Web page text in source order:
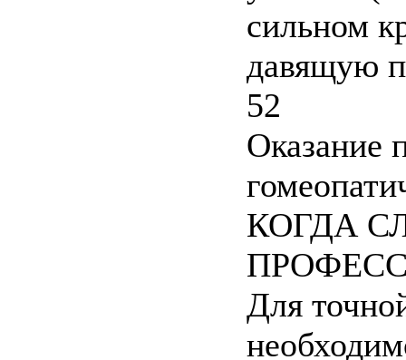
сильном
давящую
52
Оказание
КОГДА
Для